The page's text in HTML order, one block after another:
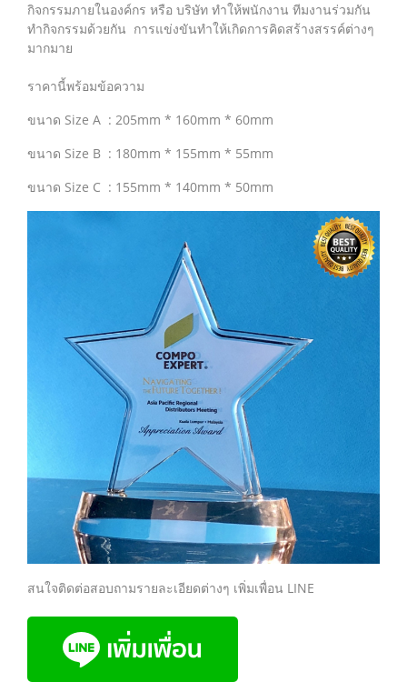
กิจกรรมภายในองค์กร หรือ บริษัท ทำให้พนักงาน ทีมงานร่วมกัน
ทำกิจกรรมด้วยกัน การแข่งขันทำให้เกิดการคิดสร้างสรรค์ต่างๆ
มากมาย
ราคานี้พร้อมข้อความ
ขนาด Size A : 205mm * 160mm * 60mm
ขนาด Size B : 180mm * 155mm * 55mm
ขนาด Size C : 155mm * 140mm * 50mm
สนใจติดต่อสอบถามรายละเอียดต่างๆ เพิ่มเพื่อน LINE